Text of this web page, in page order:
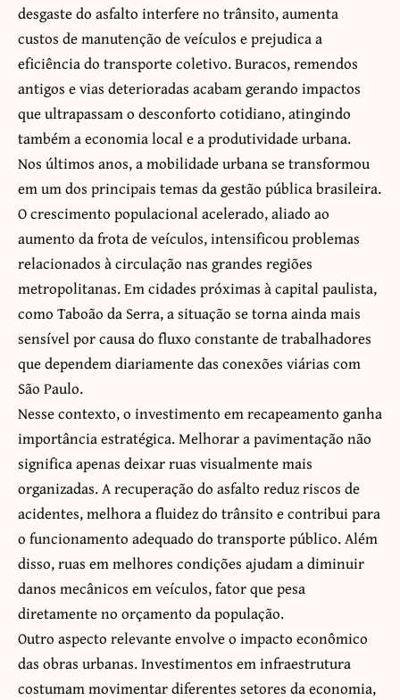
desgaste do asfalto interfere no trânsito, aumenta
custos de manutenção de veículos e prejudica a
eficiência do transporte coletivo. Buracos, remendos
antigos e vias deterioradas acabam gerando impactos
que ultrapassam o desconforto cotidiano, atingindo
também a economia local e a produtividade urbana.
Nos últimos anos, a mobilidade urbana se transformou
em um dos principais temas da gestão pública brasileira.
O crescimento populacional acelerado, aliado ao
aumento da frota de veículos, intensificou problemas
relacionados à circulação nas grandes regiões
metropolitanas. Em cidades próximas à capital paulista,
como Taboão da Serra, a situação se torna ainda mais
sensível por causa do fluxo constante de trabalhadores
que dependem diariamente das conexões viárias com
São Paulo.
Nesse contexto, o investimento em recapeamento ganha
importância estratégica. Melhorar a pavimentação não
significa apenas deixar ruas visualmente mais
organizadas. A recuperação do asfalto reduz riscos de
acidentes, melhora a fluidez do trânsito e contribui para
o funcionamento adequado do transporte público. Além
disso, ruas em melhores condições ajudam a diminuir
danos mecânicos em veículos, fator que pesa
diretamente no orçamento da população.
Outro aspecto relevante envolve o impacto econômico
das obras urbanas. Investimentos em infraestrutura
costumam movimentar diferentes setores da economia,